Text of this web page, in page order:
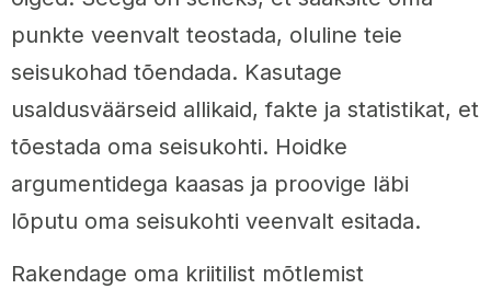
punkte veenvalt teostada, oluline teie
seisukohad tõendada. Kasutage
usaldusväärseid allikaid, fakte ja statistikat, et
tõestada oma seisukohti. Hoidke
argumentidega kaasas ja proovige läbi
lõputu oma seisukohti veenvalt esitada.
Rakendage oma kriitilist mõtlemist